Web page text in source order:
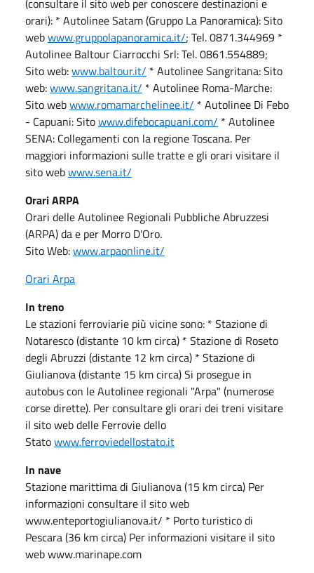
orari): * Autolinee Satam (Gruppo La Panoramica): Sito
webwww.gruppolapanoramica.it/; Tel. 0871.344969 *
Autolinee Baltour Ciarrocchi Srl: Tel. 0861.554889;
Sito web:www.baltour.it/ * Autolinee Sangritana: Sito
web:www.sangritana.it/ * Autolinee Roma-Marche:
Sito webwww.romamarchelinee.it/ * Autolinee Di Febo
- Capuani: Sitowww.difebocapuani.com/ * Autolinee
SENA: Collegamenti con la regione Toscana. Per
maggiori informazioni sulle tratte e gli orari visitare il
sito webwww.sena.it/
Orari ARPA
Orari delle Autolinee Regionali Pubbliche Abruzzesi
(ARPA) da e per Morro D'Oro.
Sito Web:www.arpaonline.it/
Orari Arpa
In treno
Le stazioni ferroviarie più vicine sono: * Stazione di
Notaresco (distante 10 km circa) * Stazione di Roseto
degli Abruzzi (distante 12 km circa) * Stazione di
Giulianova (distante 15 km circa) Si prosegue in
autobus con le Autolinee regionali "Arpa" (numerose
corse dirette). Per consultare gli orari dei treni visitare
il sito web delle Ferrovie dello
Statowww.ferroviedellostato.it
In nave
Stazione marittima di Giulianova (15 km circa) Per
informazioni consultare il sito web
www.enteportogiulianova.it/ * Porto turistico di
Pescara (36 km circa) Per informazioni visitare il sito
web www.marinape.com